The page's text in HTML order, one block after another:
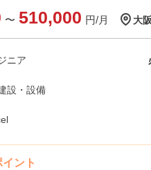
〜 510,000 円/月 大
ニア
設・設備
ント